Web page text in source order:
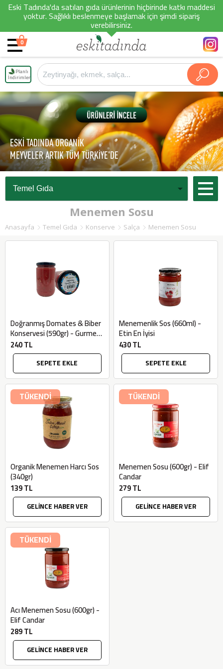
Eski Tadında'da satılan gıda ürünlerinin hiçbirinde katkı maddesi
yoktur. Sağlıklı beslenmeye başlamak için şimdi sipariş
verebilirsiniz.
0
Planlı
İndirimler
ESKİ TADINDA ORGANİK
MEYVELER ARTIK TÜM TÜRKİYE'DE
Menemen Sosu
Anasayfa Temel Gıda Konserve Salça Menemen Sosu
Doğranmış Domates & Biber
Konservesi (590gr) - Gurme
Market
240 TL
SEPETE EKLE
Menemenlik Sos (660ml) -
Etin En İyisi
430 TL
SEPETE EKLE
TÜKENDİ
Organik Menemen Harcı Sos
(340gr)
139 TL
GELİNCE HABER VER
TÜKENDİ
Menemen Sosu (600gr) - Elif
Candar
279 TL
GELİNCE HABER VER
TÜKENDİ
Acı Menemen Sosu (600gr) -
Elif Candar
289 TL
GELİNCE HABER VER